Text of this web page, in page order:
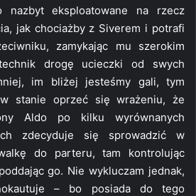
nazbyt eksploatowane na rzecz
jak chociażby z Siverem i potrafi
zamykając mu szerokim
drogę ucieczki od swych
im bliżej jesteśmy gali, tym
stanie oprzeć się wrażeniu, że
Aldo po kilku wyrównanych
zdecyduje się sprowadzić w
do parteru, tam kontrolując
go. Nie wykluczam jednak,
– bo posiada do tego